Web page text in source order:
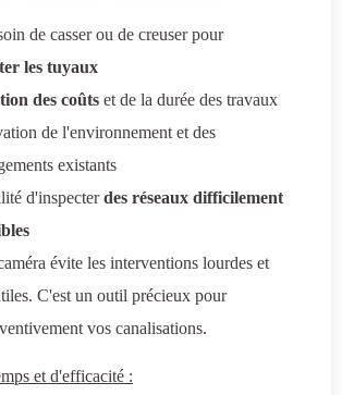
de casser ou de creuser pour
les tuyaux
des coûts et de la durée des travaux
de l'environnement et des
existants
d'inspecterdes réseaux difficilement
évite les interventions lourdes et
C'est un outil précieux pour
vos canalisations.
et d'efficacité :